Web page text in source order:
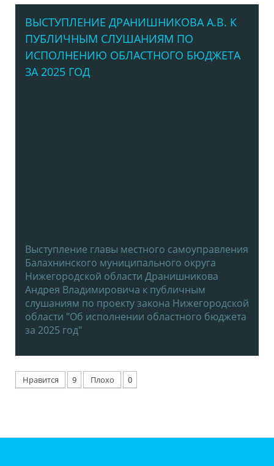
ВЫСТУПЛЕНИЕ ДРАНИШНИКОВА А.В. К
ПУБЛИЧНЫМ СЛУШАНИЯМ ПО
ИСПОЛНЕНИЮ ОБЛАСТНОГО БЮДЖЕТА
ЗА 2025 ГОД
Выступление главы местного самоуправления
Балахнинского муниципального округа
Нижегородской области Дранишникова
Андрея Владимировича к публичным
слушаниям по проекту закона Нижегородской
области "Об исполнении областного бюджета
за 2025 год"
Нравится 9 Плохо 0